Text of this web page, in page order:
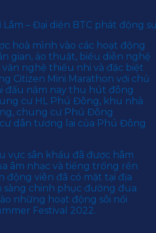
– Đại diện BTC phát động
hoà mình vào các hoạt động
gian, ảo thuật, biểu diễn nghệ
nghệ thiếu nhi và đặc biệt
Citizen Mini Marathon với chủ
đấu năm nay thu hút đông
cư HL Phú Đông, khu nhà
chung cư Phú Đông
dân tương lai của Phú Đông
vực sân khấu đã được hâm
âm nhạc và tiếng trống rền
động viên đã có mặt tại địa
sàng chinh phục đường đua
những hoạt động sôi nổi
Festival 2022.